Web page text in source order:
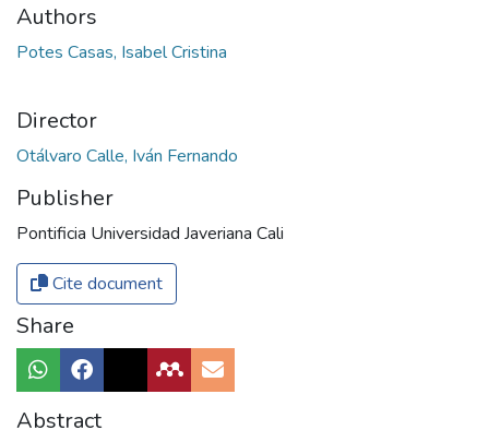
Authors
Potes Casas, Isabel Cristina
Director
Otálvaro Calle, Iván Fernando
Publisher
Pontificia Universidad Javeriana Cali
Cite document
Share
Abstract